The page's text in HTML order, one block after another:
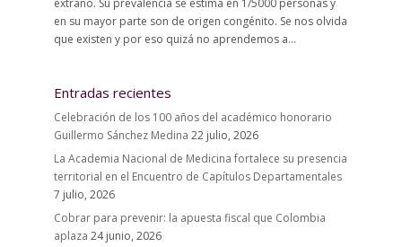
extraño. Su prevalencia se estima en 1/5000 personas y
en su mayor parte son de origen congénito. Se nos olvida
que existen y por eso quizá no aprendemos a...
Entradas recientes
Celebración de los 100 años del académico honorario
Guillermo Sánchez Medina 22 julio, 2026
La Academia Nacional de Medicina fortalece su presencia
territorial en el Encuentro de Capítulos Departamentales
7 julio, 2026
Cobrar para prevenir: la apuesta fiscal que Colombia
aplaza 24 junio, 2026